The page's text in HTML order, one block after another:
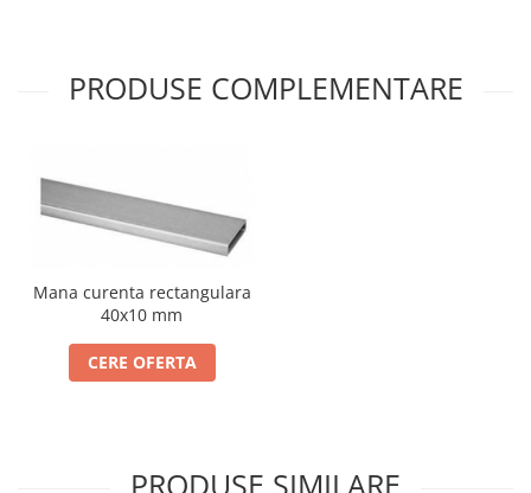
PRODUSE COMPLEMENTARE
Mana curenta rectangulara
40x10 mm
CERE OFERTA
PRODUSE SIMILARE